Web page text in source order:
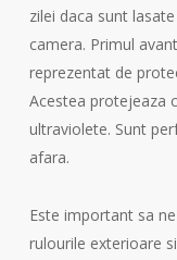
zilei daca sunt
camera. Primul
reprezentat de
Acestea protejeaza
ultraviolete. Sunt
afara.
Este important sa
rulourile exterioare